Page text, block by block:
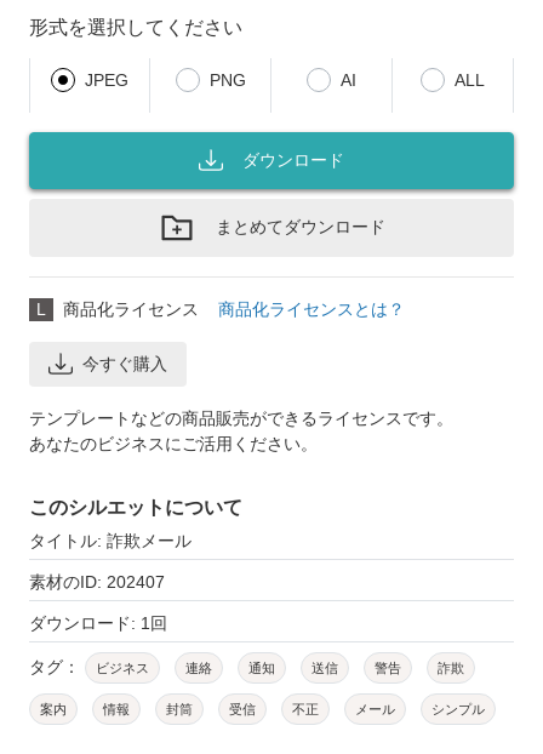
形式を選択してください
JPEG PNG AI ALL
ダウンロード
まとめてダウンロード
L 商品化ライセンス 商品化ライセンスとは？
今すぐ購入
テンプレートなどの商品販売ができるライセンスです。
あなたのビジネスにご活用ください。
このシルエットについて
タイトル: 詐欺メール
素材のID: 202407
ダウンロード: 1回
タグ： ビジネス 連絡 通知 送信 警告 詐欺
案内 情報 封筒 受信 不正 メール シンプル